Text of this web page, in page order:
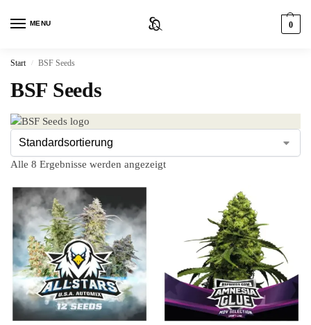
MENU 0
Start / BSF Seeds
BSF Seeds
Alle 8 Ergebnisse werden angezeigt